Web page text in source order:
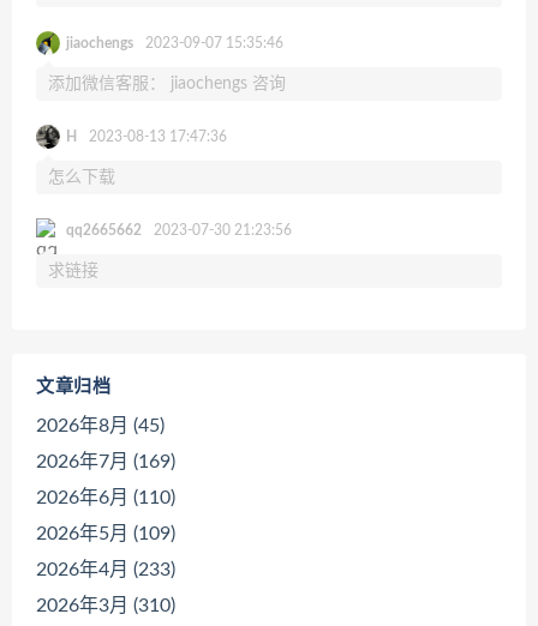
jiaochengs 2023-09-07 15:35:46
添加微信客服： jiaochengs 咨询
H 2023-08-13 17:47:36
怎么下载
qq2665662 2023-07-30 21:23:56
求链接
文章归档
2026年8月 (45)
2026年7月 (169)
2026年6月 (110)
2026年5月 (109)
2026年4月 (233)
2026年3月 (310)